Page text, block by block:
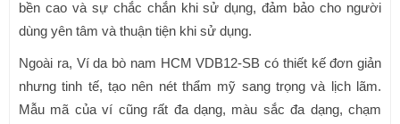
bền cao và sự chắc chắn khi sử dụng, đảm bảo cho người
dùng yên tâm và thuận tiện khi sử dụng.
Ngoài ra, Ví da bò nam HCM VDB12-SB có thiết kế đơn giản
nhưng tinh tế, tạo nên nét thẩm mỹ sang trọng và lịch lãm.
Mẫu mã của ví cũng rất đa dạng, màu sắc đa dạng, chạm